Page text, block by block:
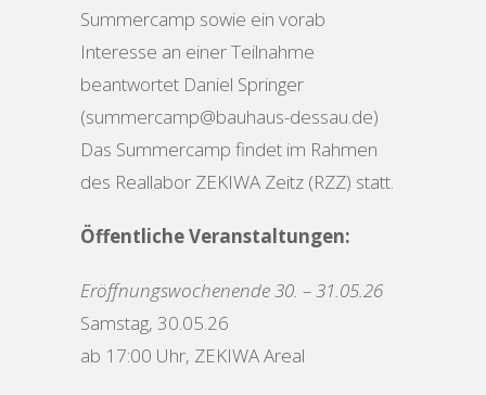
Summercamp sowie ein vorab
Interesse an einer Teilnahme
beantwortet Daniel Springer
(summercamp@bauhaus-dessau.de)
Das Summercamp findet im Rahmen
des Reallabor ZEKIWA Zeitz (RZZ) statt.
Öffentliche Veranstaltungen:
Eröffnungswochenende 30. – 31.05.26
Samstag, 30.05.26
ab 17:00 Uhr, ZEKIWA Areal